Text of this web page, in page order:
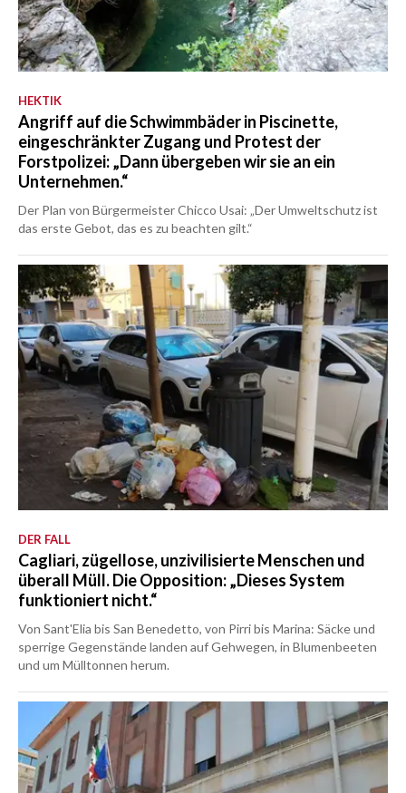
HEKTIK
Angriff auf die Schwimmbäder in Piscinette,
eingeschränkter Zugang und Protest der
Forstpolizei: „Dann übergeben wir sie an ein
Unternehmen.“
Der Plan von Bürgermeister Chicco Usai: „Der Umweltschutz ist
das erste Gebot, das es zu beachten gilt.“
DER FALL
Cagliari, zügellose, unzivilisierte Menschen und
überall Müll. Die Opposition: „Dieses System
funktioniert nicht.“
Von Sant'Elia bis San Benedetto, von Pirri bis Marina: Säcke und
sperrige Gegenstände landen auf Gehwegen, in Blumenbeeten
und um Mülltonnen herum.